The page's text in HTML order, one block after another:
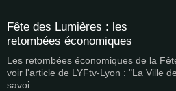
Fête des Lumières : les
retombées économiques
Les retombées économiques de la
voir l'article de LYFtv-Lyon : "La Ville
savoi...